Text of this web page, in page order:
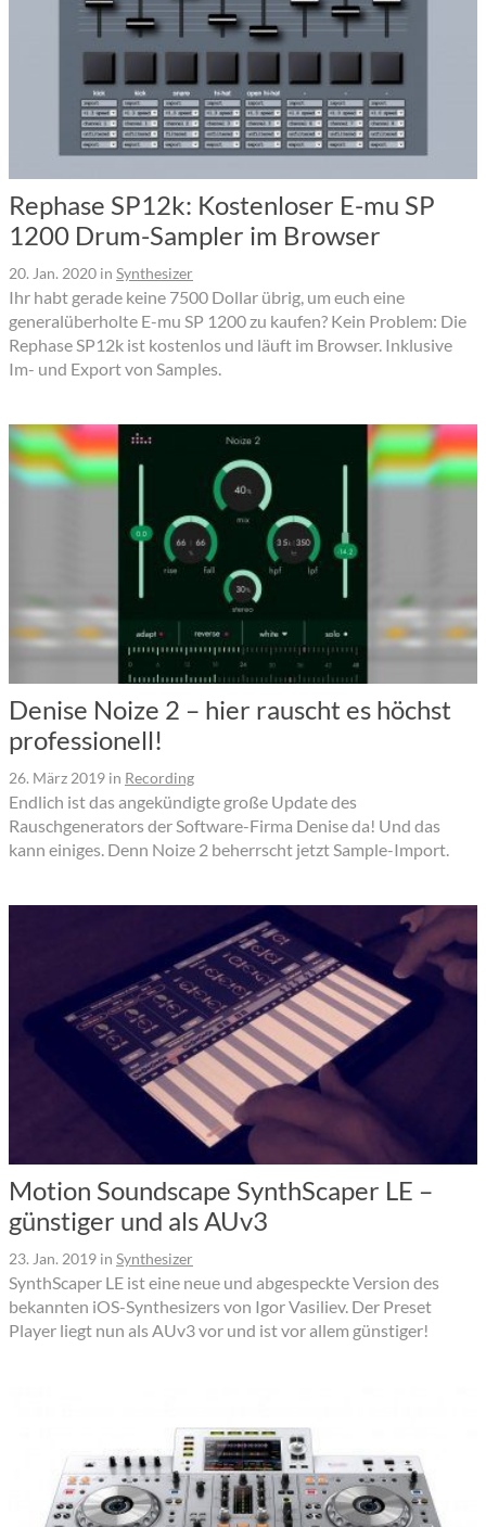
Rephase SP12k: Kostenloser E-mu SP
1200 Drum-Sampler im Browser
20. Jan. 2020 in Synthesizer
Ihr habt gerade keine 7500 Dollar übrig, um euch eine
generalüberholte E-mu SP 1200 zu kaufen? Kein Problem: Die
Rephase SP12k ist kostenlos und läuft im Browser. Inklusive
Im- und Export von Samples.
Denise Noize 2 – hier rauscht es höchst
professionell!
26. März 2019 in Recording
Endlich ist das angekündigte große Update des
Rauschgenerators der Software-Firma Denise da! Und das
kann einiges. Denn Noize 2 beherrscht jetzt Sample-Import.
Motion Soundscape SynthScaper LE –
günstiger und als AUv3
23. Jan. 2019 in Synthesizer
SynthScaper LE ist eine neue und abgespeckte Version des
bekannten iOS-Synthesizers von Igor Vasiliev. Der Preset
Player liegt nun als AUv3 vor und ist vor allem günstiger!